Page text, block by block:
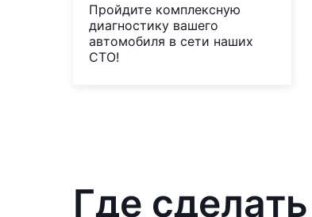
Пройдите комплексную
диагностику вашего
автомобиля в сети наших
СТО!
Где